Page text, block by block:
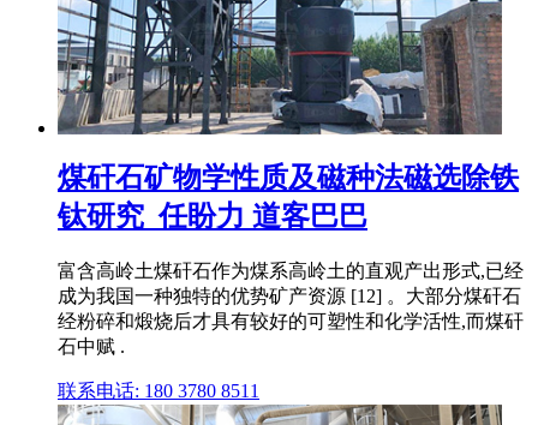
煤矸石矿物学性质及磁种法磁选除铁
钛研究_任盼力 道客巴巴
富含高岭土煤矸石作为煤系高岭土的直观产出形式,已经
成为我国一种独特的优势矿产资源 [12] 。大部分煤矸石
经粉碎和煅烧后才具有较好的可塑性和化学活性,而煤矸
石中赋 .
联系电话: 180 3780 8511